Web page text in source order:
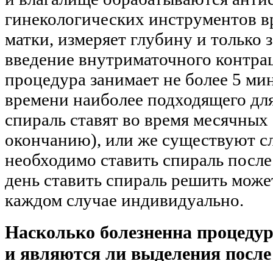
гинекологических инструментов
матки, измеряет глубину и только
введение внутриматочного
процедура занимает не более 5
времени наиболее подходящего
спираль ставят во время
окончанию), или же существуют
необходимо ставить спираль
день ставить спираль решить
каждом случае индивидуально.
Насколько болезненна
и являются ли выделения